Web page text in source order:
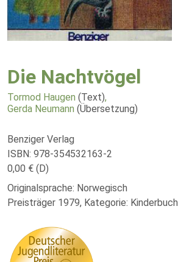
Die Nachtvögel
Tormod Haugen (Text),
Gerda Neumann (Übersetzung)
Benziger Verlag
ISBN: 978-354532163-2
0,00 € (D)
Originalsprache: Norwegisch
Preisträger 1979, Kategorie: Kinderbuch